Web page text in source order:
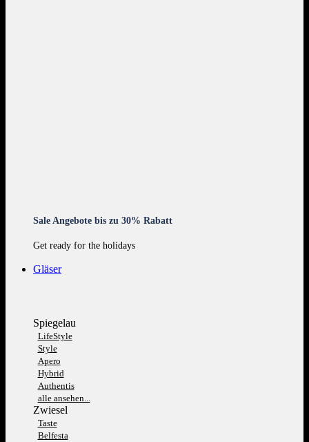
Sale Angebote bis zu 30% Rabatt
Get ready for the holidays
Gläser
Spiegelau
LifeStyle
Style
Apero
Hybrid
Authentis
alle ansehen...
Zwiesel
Taste
Belfesta